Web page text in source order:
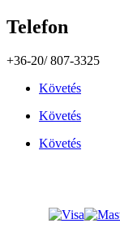
Telefon
+36-20/ 807-3325
Követés
Követés
Követés